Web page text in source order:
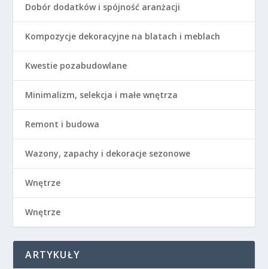
Dobór dodatków i spójność aranżacji
Kompozycje dekoracyjne na blatach i meblach
Kwestie pozabudowlane
Minimalizm, selekcja i małe wnętrza
Remont i budowa
Wazony, zapachy i dekoracje sezonowe
Wnętrze
Wnętrze
ARTYKUŁY